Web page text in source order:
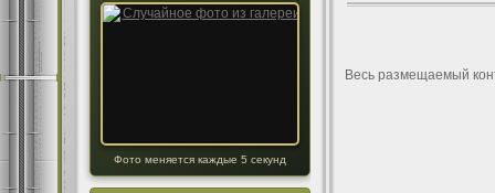
Фото меняется каждые 5 секунд
Весь размещаемый